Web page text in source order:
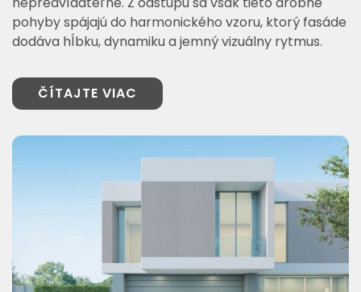
pohyby spájajú do harmonického vzoru, ktorý fasáde
dodáva hĺbku, dynamiku a jemný vizuálny rytmus.
ČÍTAJTE VIAC